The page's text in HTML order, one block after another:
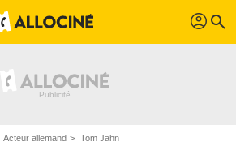
profil search
Acteur allemand Tom Jahn